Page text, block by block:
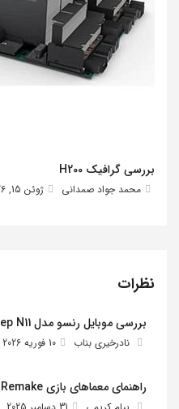
بررسی گرافیک H200
محمد جواد صمدانی ژوئن 15, 2026
نظرات
بررسی موبایل رنسو مدل Nep N11
نادرخیری بناب 10 فوریه 2026
راهنمای معماهای بازی Silent Hill 2 Remake